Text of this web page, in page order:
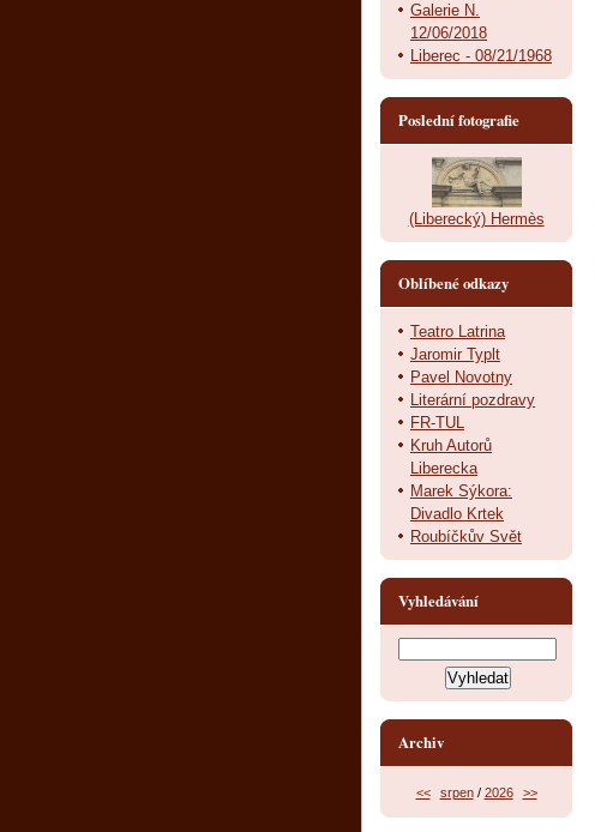
Galerie N.
12/06/2018
Liberec - 08/21/1968
Poslední fotografie
(Liberecký) Hermès
Oblíbené odkazy
Teatro Latrina
Jaromir Typlt
Pavel Novotny
Literární pozdravy
FR-TUL
Kruh Autorů
Liberecka
Marek Sýkora:
Divadlo Krtek
Roubíčkův Svět
Vyhledávání
Archiv
<< srpen/ 2026 >>